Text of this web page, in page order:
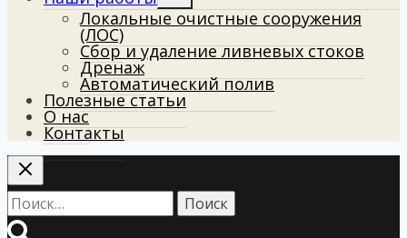
menu
Локальные очистные сооружения
(ЛОС)
Сбор и удаление ливневых стоков
Дренаж
Автоматический полив
Полезные статьи
О нас
Контакты
Найти: